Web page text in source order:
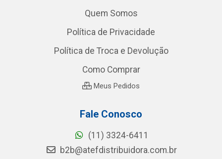
Quem Somos
Política de Privacidade
Política de Troca e Devolução
Como Comprar
Meus Pedidos
Fale Conosco
(11) 3324-6411
b2b@atefdistribuidora.com.br